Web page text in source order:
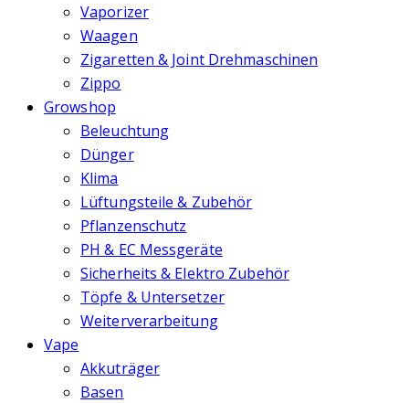
Vaporizer
Waagen
Zigaretten & Joint Drehmaschinen
Zippo
Growshop
Beleuchtung
Dünger
Klima
Lüftungsteile & Zubehör
Pflanzenschutz
PH & EC Messgeräte
Sicherheits & Elektro Zubehör
Töpfe & Untersetzer
Weiterverarbeitung
Vape
Akkuträger
Basen